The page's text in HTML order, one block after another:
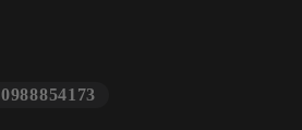
0988854173